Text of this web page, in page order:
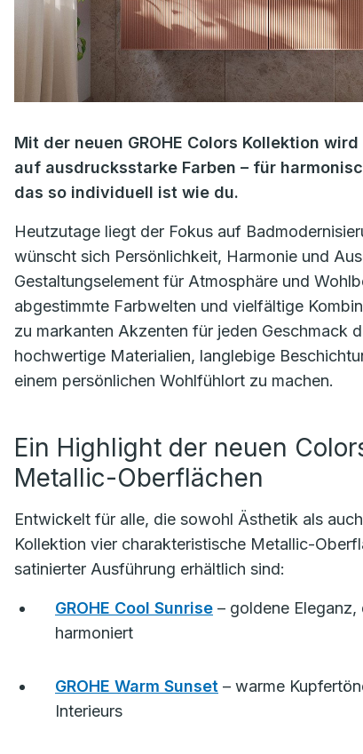
Mit der neuen GROHE Colors Kollektion
auf ausdrucksstarke Farben – für
das so individuell ist wie du.
Heutzutage liegt der Fokus auf
wünscht sich Persönlichkeit, Harmonie und
Gestaltungselement für Atmosphäre und
abgestimmte Farbwelten und vielfältige
zu markanten Akzenten für jeden Geschmack
hochwertige Materialien, langlebige
einem persönlichen Wohlfühlort zu machen.
Ein Highlight der neuen
Metallic-Oberflächen
Entwickelt für alle, die sowohl Ästhetik als
Kollektion vier charakteristische Metallic-
satinierter Ausführung erhältlich sind:
GROHE Cool Sunrise – goldene
harmoniert
GROHE Warm Sunset – warme
Interieurs